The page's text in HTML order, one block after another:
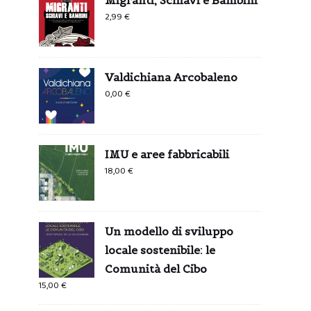
2,99€
Valdichiana Arcobaleno
0,00€
IMU e aree fabbricabili
18,00€
Un modello di sviluppo
locale sostenibile: le
Comunità del Cibo
15,00€